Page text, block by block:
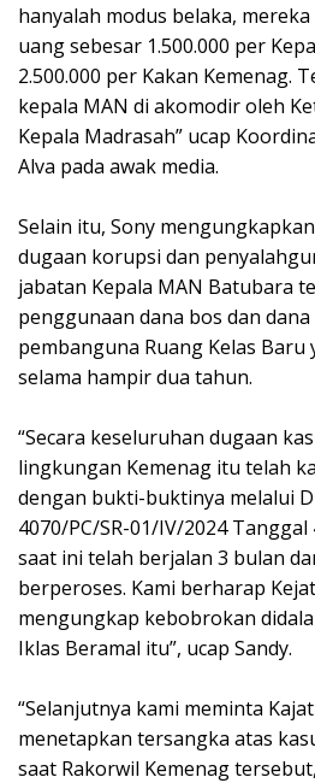
hanyalah modus belaka,
uang sebesar 1.500.000 per
2.500.000 per Kakan Kemenag.
kepala MAN di akomodir oleh
Kepala Madrasah” ucap
Alva pada awak media.
Selain itu, Sony
dugaan korupsi dan
jabatan Kepala MAN Batubara
penggunaan dana bos dan
pembanguna Ruang Kelas
selama hampir dua tahun.
“Secara keseluruhan dugaan
lingkungan Kemenag itu telah
dengan bukti-buktinya melalui
4070/PC/SR-01/IV/2024
saat ini telah berjalan 3 bulan
berperoses. Kami berharap
mengungkap kebobrokan
Iklas Beramal itu”, ucap Sandy.
“Selanjutnya kami meminta
menetapkan tersangka atas
saat Rakorwil Kemenag